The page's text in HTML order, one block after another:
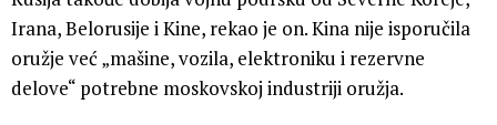
Irana, Belorusije i Kine, rekao je on. Kina nije isporučila
oružje već „mašine, vozila, elektroniku i rezervne
delove“ potrebne moskovskoj industriji oružja.